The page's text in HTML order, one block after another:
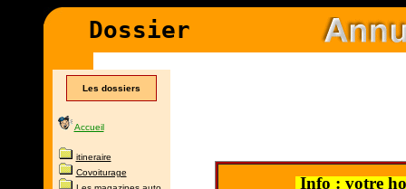
Dossier
Les dossiers
Accueil
itineraire
Covoiturage
Info : votre